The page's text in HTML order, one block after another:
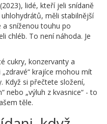
(2023), lidé, kteří jeli snídaně
měli stabilnější
a sníženou touhu po
chléb. To není náhoda. Je
cukry, konzervanty a
krajíce mohou mít
Když si přečtete složení,
nebo „výluh z kvasnice“ - to
těle.